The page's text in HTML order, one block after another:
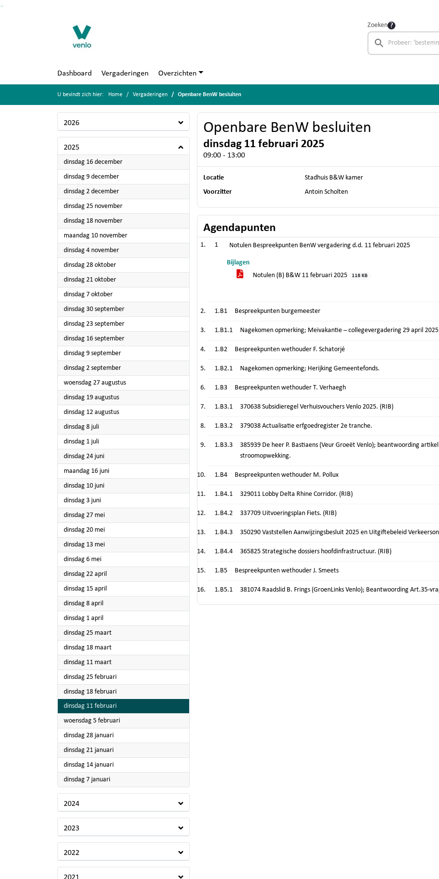
Zoeken
Dashboard Vergaderingen Overzichten
U bevindt zich hier: Home Vergaderingen Openbare BenW besluiten
2026
2025
dinsdag 16 december2025
dinsdag 9 december2025
dinsdag 2 december2025
dinsdag 25 november2025
dinsdag 18 november2025
maandag 10 november2025
dinsdag 4 november2025
dinsdag 28 oktober2025
dinsdag 21 oktober2025
dinsdag 7 oktober2025
dinsdag 30 september2025
dinsdag 23 september2025
dinsdag 16 september2025
dinsdag 9 september2025
dinsdag 2 september2025
woensdag 27 augustus2025
dinsdag 19 augustus2025
dinsdag 12 augustus2025
dinsdag 8 juli2025
dinsdag 1 juli2025
dinsdag 24 juni2025
maandag 16 juni2025
dinsdag 10 juni2025
dinsdag 3 juni2025
dinsdag 27 mei2025
dinsdag 20 mei2025
dinsdag 13 mei2025
dinsdag 6 mei2025
dinsdag 22 april
dinsdag 15 april
dinsdag 8 april
dinsdag 1 april
dinsdag 25 maart2025
dinsdag 18 maart2025
dinsdag 11 maart2025
dinsdag 25 februari2025
dinsdag 18 februari2025
dinsdag 11 februari2025
woensdag 5 februari2025
dinsdag 28 januari2025
dinsdag 21 januari2025
dinsdag 14 januari2025
dinsdag 7 januari2025
2024
2023
2022
Openbare BenW besluiten
dinsdag 11 februari 2025
09:00 - 13:00
Locatie
Stadhuis B&W kamer
Voorzitter
Antoin Scholten
Agendapunten
1 Notulen Bespreekpunten BenW vergadering d.d. 11 februari 2025
Bijlagen
Notulen (B) B&W 11 februari 2025
118 KB
1.B1 Bespreekpunten burgemeester
1.B1.1 Nagekomen opmerking; Meivakantie – collegevergadering 29 april
1.B2 Bespreekpunten wethouder F. Schatorjé
1.B2.1 Nagekomen opmerking; Herijking Gemeentefonds.
1.B3 Bespreekpunten wethouder T. Verhaegh
1.B3.1 370638 Subsidieregel Verhuisvouchers Venlo 2025. (RIB)
1.B3.2 379038 Actualisatie erfgoedregister 2e tranche.
1.B3.3
385939 De heer P. Bastiaens (Veur Groeët Venlo); beantwoording
stroomopwekking.
1.B4 Bespreekpunten wethouder M. Pollux
1.B4.1 329011 Lobby Delta Rhine Corridor. (RIB)
1.B4.2 337709 Uitvoeringsplan Fiets. (RIB)
1.B4.3 350290 Vaststellen Aanwijzingsbesluit 2025 en Uitgiftebeleid
1.B4.4 365825 Strategische dossiers hoofdinfrastructuur. (RIB)
1.B5 Bespreekpunten wethouder J. Smeets
1.B5.1 381074 Raadslid B. Frings (GroenLinks Venlo); Beantwoording Art.35-